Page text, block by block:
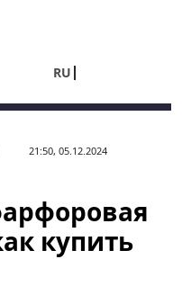
RU
21:50, 05.12.2024
купить